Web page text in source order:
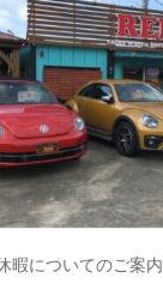
暇についてのご案内